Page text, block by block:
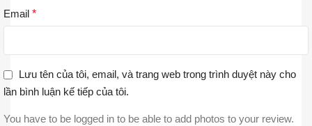
Email *
Lưu tên của tôi, email, và trang web trong trình duyệt này cho
lần bình luận kế tiếp của tôi.
You have to be logged in to be able to add photos to your review.